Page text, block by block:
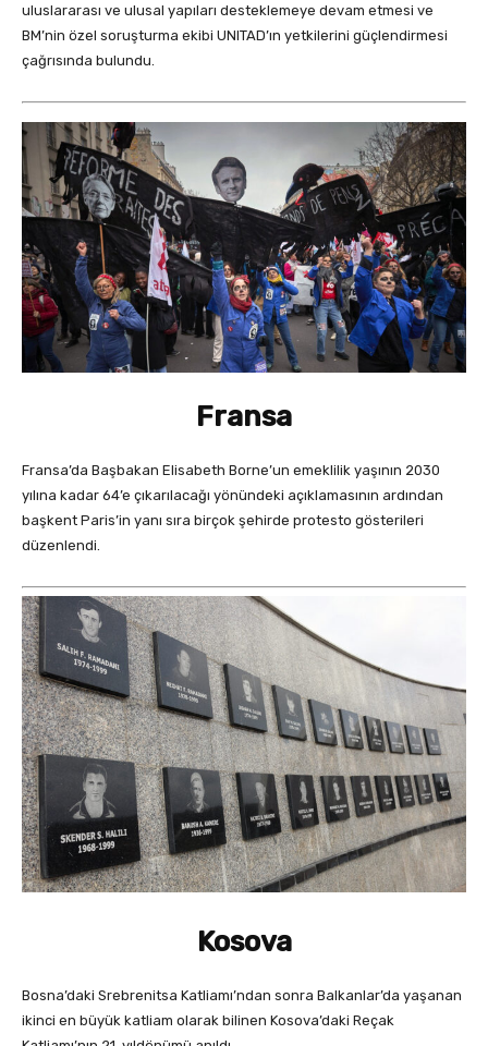
uluslararası ve ulusal yapıları desteklemeye devam etmesi ve
BM’nin özel soruşturma ekibi UNITAD’ın yetkilerini güçlendirmesi
çağrısında bulundu.
Fransa
Fransa’da Başbakan Elisabeth Borne’un emeklilik yaşının 2030
yılına kadar 64’e çıkarılacağı yönündeki açıklamasının ardından
başkent Paris’in yanı sıra birçok şehirde protesto gösterileri
düzenlendi.
Kosova
Bosna’daki Srebrenitsa Katliamı’ndan sonra Balkanlar’da yaşanan
ikinci en büyük katliam olarak bilinen Kosova’daki Reçak